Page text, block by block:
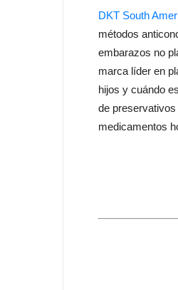
DKT South
métodos
embarazos no
marca líder en
hijos y cuándo
de
medicamentos